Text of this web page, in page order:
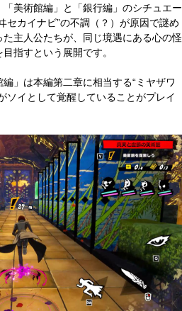
美術館編」と「銀行編」のシチュエー
セカイナビ”の不調（？）が原因で謎め
主人公たちが、同じ境遇にある心の怪
指すという展開です。
」は本編第二章に相当する“ミヤザワ
ソイとして覚醒していることがプレイ